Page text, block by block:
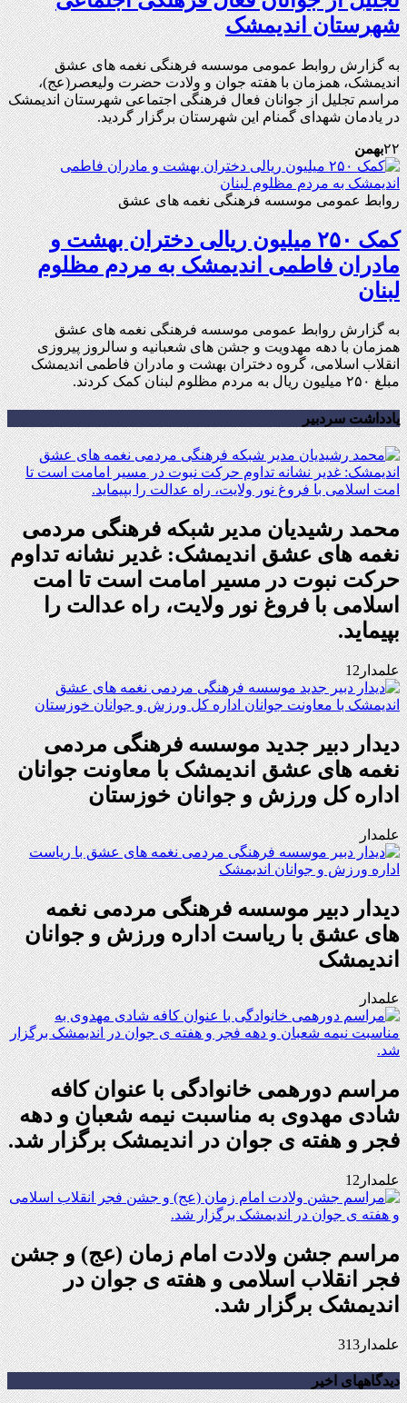
شهرستان اندیمشک
به گزارش روابط عمومی موسسه فرهنگی نغمه های عشق
اندیمشک، همزمان با هفته جوان و ولادت حضرت ولیعصر(عج)،
مراسم تجلیل از جوانان فعال فرهنگی اجتماعی شهرستان اندیمشک
در یادمان شهدای گمنام این شهرستان برگزار گردید.
۲۲بهمن
روابط عمومی موسسه فرهنگی نغمه های عشق
کمک ۲۵۰ میلیون ریالی دختران بهشت و
مادران فاطمی اندیمشک به مردم مظلوم
لبنان
به گزارش روابط عمومی موسسه فرهنگی نغمه های عشق
همزمان با دهه مهدویت و جشن های شعبانیه و سالروز پیروزی
انقلاب اسلامی، گروه دختران بهشت و مادران فاطمی اندیمشک
مبلغ ۲۵۰ میلیون ریال به مردم مظلوم لبنان کمک کردند.
یادداشت سردبیر
محمد رشیدیان مدیر شبکه فرهنگی مردمی
نغمه های عشق اندیمشک: غدیر نشانه تداوم
حرکت نبوت در مسیر امامت است تا امت
اسلامی با فروغ نور ولایت، راه عدالت را
بپیماید.
علمدار12
دیدار دبیر جدید موسسه فرهنگی مردمی
نغمه های عشق اندیمشک با معاونت جوانان
اداره کل ورزش و جوانان خوزستان
علمدار
دیدار دبیر موسسه فرهنگی مردمی نغمه
های عشق با ریاست اداره ورزش و جوانان
اندیمشک
علمدار
مراسم دورهمی خانوادگی با عنوان کافه
شادی مهدوی به مناسبت نیمه شعبان و دهه
فجر و هفته ی جوان در اندیمشک برگزار شد.
علمدار12
مراسم جشن ولادت امام زمان (عج) و جشن
فجر انقلاب اسلامی و هفته ی جوان در
اندیمشک برگزار شد.
علمدار313
دیدگاههای اخیر